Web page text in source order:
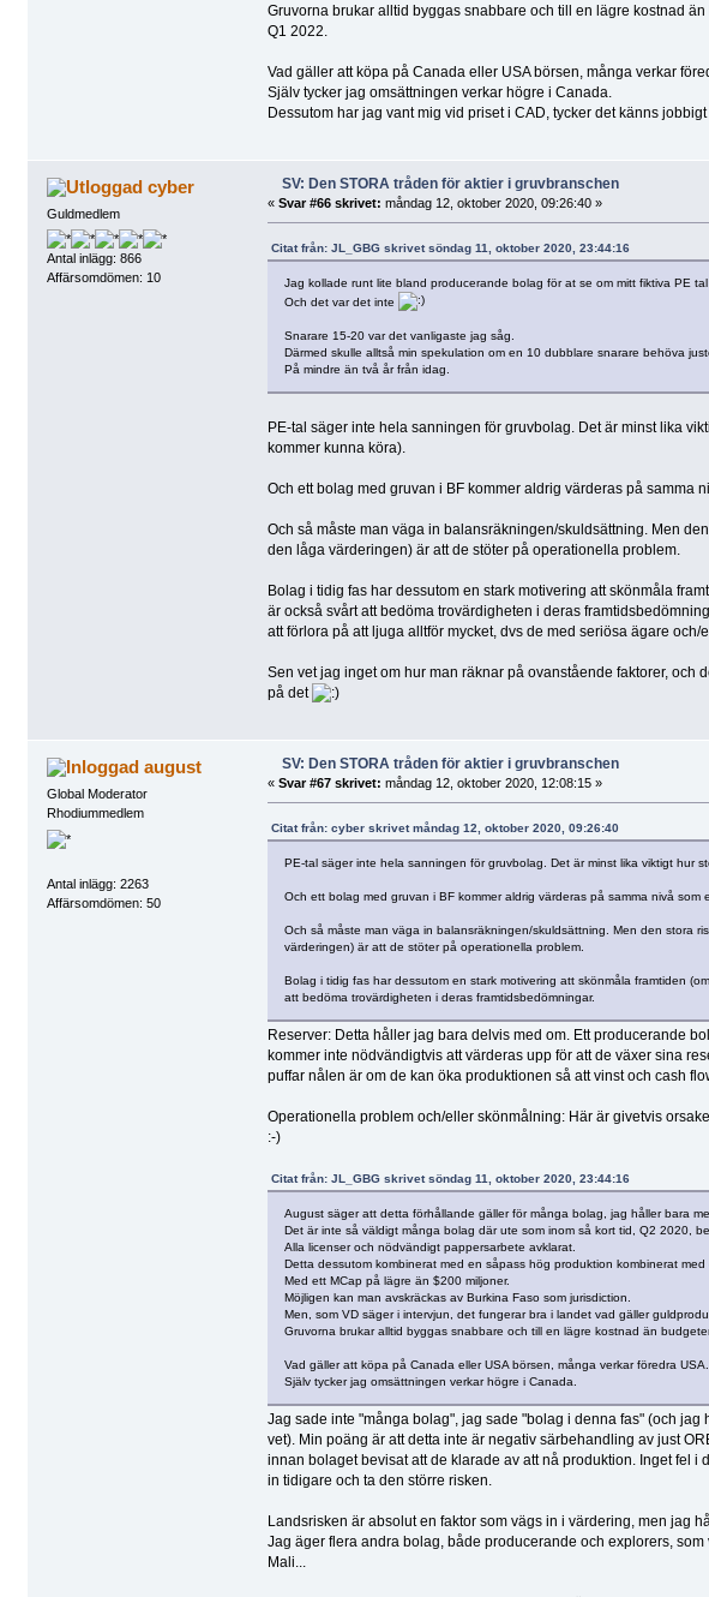
Gruvorna brukar alltid byggas snabbare och till en lägre kostnad
Q1 2022.
Vad gäller att köpa på Canada eller USA börsen, många verkar
Själv tycker jag omsättningen verkar högre i Canada.
Dessutom har jag vant mig vid priset i CAD, tycker det känns
cyber
Guldmedlem
Antal inlägg: 866
Affärsomdömen: 10
SV: Den STORA tråden för aktier i gruvbranschen
« Svar #66 skrivet: måndag 12, oktober 2020, 09:26:40 »
Citat från: JL_GBG skrivet söndag 11, oktober 2020, 23:44:16
Jag kollade runt lite bland producerande bolag för at se om mitt fiktiva PE tal
Och det var det inte
Snarare 15-20 var det vanligaste jag såg.
Därmed skulle alltså min spekulation om en 10 dubblare snarare behöva
På mindre än två år från idag.
PE-tal säger inte hela sanningen för gruvbolag. Det är minst lika
kommer kunna köra).
Och ett bolag med gruvan i BF kommer aldrig värderas på samma
Och så måste man väga in balansräkningen/skuldsättning. Men
den låga värderingen) är att de stöter på operationella problem.
Bolag i tidig fas har dessutom en stark motivering att skönmåla
är också svårt att bedöma trovärdigheten i deras
att förlora på att ljuga alltför mycket, dvs de med seriösa ägare
Sen vet jag inget om hur man räknar på ovanstående faktorer,
på det
august
Global Moderator
Rhodiummedlem
Antal inlägg: 2263
Affärsomdömen: 50
SV: Den STORA tråden för aktier i gruvbranschen
« Svar #67 skrivet: måndag 12, oktober 2020, 12:08:15 »
Citat från: cyber skrivet måndag 12, oktober 2020, 09:26:40
PE-tal säger inte hela sanningen för gruvbolag. Det är minst lika viktigt hur
Och ett bolag med gruvan i BF kommer aldrig värderas på samma nivå som
Och så måste man väga in balansräkningen/skuldsättning. Men den stora
värderingen) är att de stöter på operationella problem.
Bolag i tidig fas har dessutom en stark motivering att skönmåla framtiden
att bedöma trovärdigheten i deras framtidsbedömningar.
Reserver: Detta håller jag bara delvis med om. Ett producerande
kommer inte nödvändigtvis att värderas upp för att de växer sina
puffar nålen är om de kan öka produktionen så att vinst och cash
Operationella problem och/eller skönmålning: Här är givetvis
:-)
Citat från: JL_GBG skrivet söndag 11, oktober 2020, 23:44:16
August säger att detta förhållande gäller för många bolag, jag håller bara
Det är inte så väldigt många bolag där ute som inom så kort tid, Q2 2020,
Alla licenser och nödvändigt pappersarbete avklarat.
Detta dessutom kombinerat med en såpass hög produktion kombinerat
Med ett MCap på lägre än $200 miljoner.
Möjligen kan man avskräckas av Burkina Faso som jurisdiction.
Men, som VD säger i intervjun, det fungerar bra i landet vad gäller
Gruvorna brukar alltid byggas snabbare och till en lägre kostnad än
Vad gäller att köpa på Canada eller USA börsen, många verkar föredra USA.
Själv tycker jag omsättningen verkar högre i Canada.
Jag sade inte "många bolag", jag sade "bolag i denna fas" (och
vet). Min poäng är att detta inte är negativ särbehandling av just
innan bolaget bevisat att de klarade av att nå produktion. Inget fel i
in tidigare och ta den större risken.
Landsrisken är absolut en faktor som vägs in i värdering, men jag
Jag äger flera andra bolag, både producerande och explorers,
Mali...